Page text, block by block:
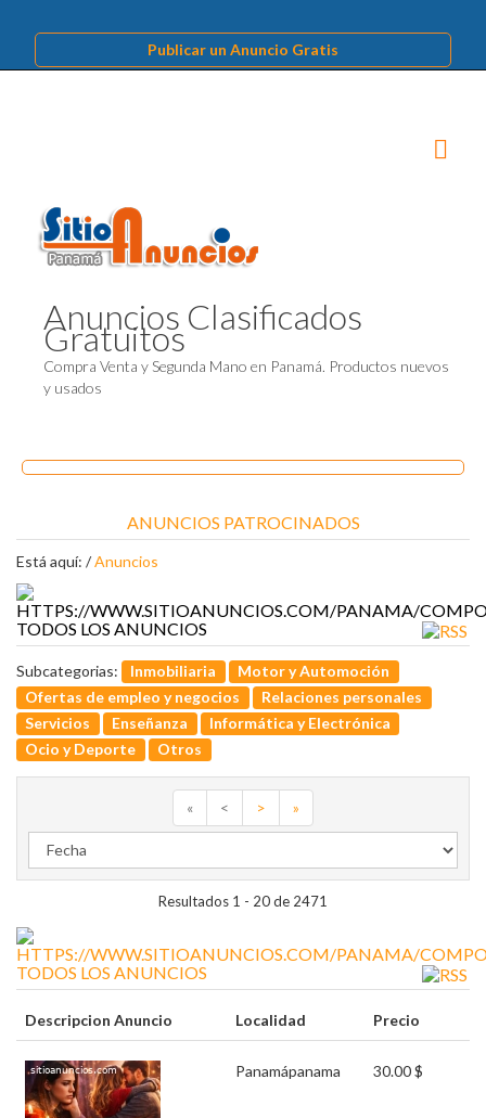
Publicar un Anuncio Gratis
Anuncios Clasificados
Gratuitos
Compra Venta y Segunda Mano en Panamá. Productos nuevos
y usados
ANUNCIOS PATROCINADOS
Está aquí: /Anuncios
TODOS LOS ANUNCIOS
Subcategorias: Inmobiliaria
Motor y Automoción
Ofertas de empleo y negocios
Relaciones personales
Servicios
Enseñanza
Informática y Electrónica
Ocio y Deporte
Otros
« < > »
Resultados 1 - 20 de 2471
TODOS LOS ANUNCIOS
Descripcion Anuncio Localidad Precio
Panamápanama 30.00 $